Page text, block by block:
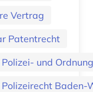
Vertrag
Patentrecht
und